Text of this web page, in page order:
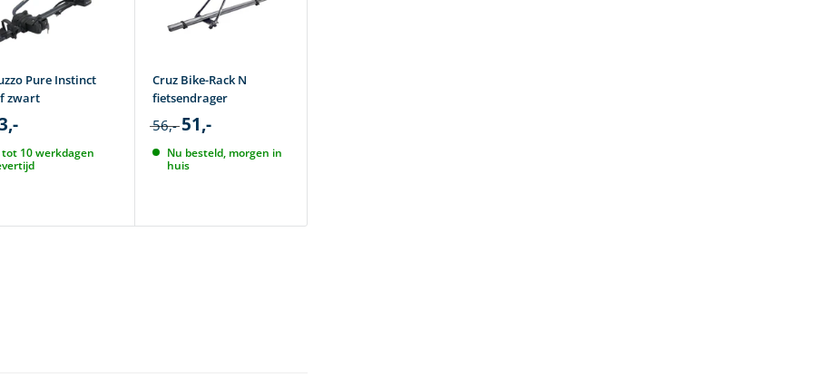
Pure Instinct
zwart
tot 10 werkdagen
Cruz Bike-Rack N
fietsendrager
56,- 51,-
Nu besteld, morgen in
huis